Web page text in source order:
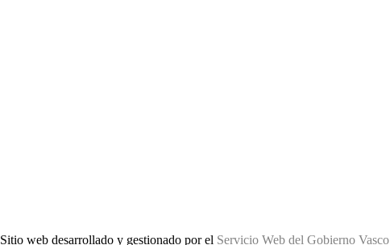
Sitio web desarrollado y gestionado por el Servicio Web del Gobierno Vasco